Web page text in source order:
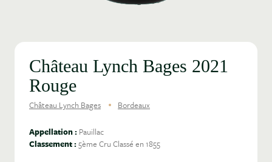
Château Lynch Bages 2021
Rouge
Château Lynch Bages Bordeaux
Appellation : Pauillac
Classement :5ème Cru Classé en 1855